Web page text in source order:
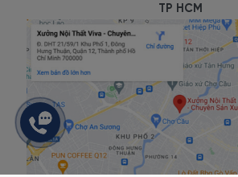
TP HCM